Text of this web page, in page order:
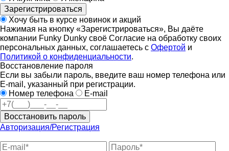
Зарегистрироваться
Хочу быть в курсе новинок и акций
Нажимая на кнопку «Зарегистрироваться», Вы даёте
компании Funky Dunky своё Согласие на обработку своих
персональных данных, соглашаетесь с Офертой и
Политикой о конфиденциальности.
Восстановление пароля
Если вы забыли пароль, введите ваш номер телефона или
E-mail, указанный при регистрации.
Номер телефона
E-mail
Восстановить пароль
Авторизация/Регистрация